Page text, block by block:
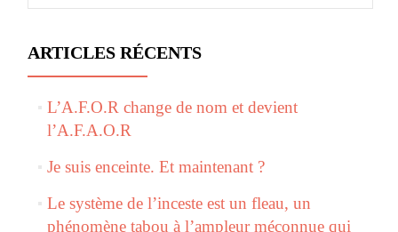
ARTICLES RÉCENTS
L’A.F.O.R change de nom et devient
l’A.F.A.O.R
Je suis enceinte. Et maintenant ?
Le système de l’inceste est un fleau, un
phénomène tabou à l’ampleur méconnue qui